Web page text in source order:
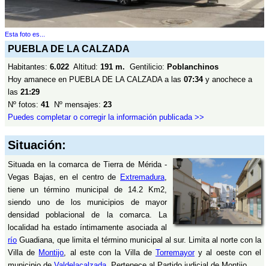
Esta foto es...
PUEBLA DE LA CALZADA
Habitantes: 6.022 Altitud: 191 m. Gentilicio: Poblanchinos
Hoy amanece en PUEBLA DE LA CALZADA a las 07:34y anochece a
las 21:29
Nº fotos: 41 Nº mensajes: 23
Puedes completar o corregir la información publicada >>
Situación:
Situada en la comarca de Tierra de Mérida -
Vegas Bajas, en el centro de Extremadura,
tiene un término municipal de 14.2 Km2,
siendo uno de los municipios de mayor
densidad poblacional de la comarca. La
localidad ha estado íntimamente asociada al
río Guadiana, que limita el término municipal al sur. Limita al norte con la
Villa de Montijo, al este con la Villa de Torremayory al oeste con el